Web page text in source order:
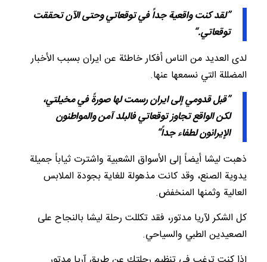
”لقدكنتواقعيةجداًفيتوقعاتيوحتىالآنتحققت
توقعاتي.“
لدى العديد من الناس أفكار خاطئة عن ايران بسبب الأخبار
المضللة التي نسمعها عنها.
”قبلقدوميإلىايرانرسمتلهاصورةًفيمخيلتي،
لكنالواقعتجاوزتوقعاتيفالبلدآمنوالمواطنون
الإيرانونلطفاء جداً“
ذهبت ليشا أيضاً إلى الأسواق الشعبية واشترت ثياباً جميلة
يدوية الصنع، وقد كانت مذهولة للغاية بجودة الملابس
العالية وثمنها المنخفض.
كل الشكر لآريا مدتور، فقد تكللت رحلة ليشا بالنجاح على
الصعيدين الطبي والسياحي.